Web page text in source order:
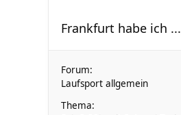
Frankfurt habe ich ...
Forum:
Laufsport allgemein
Thema: